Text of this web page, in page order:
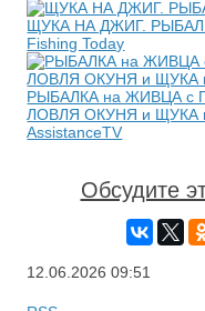
ЩУКА НА ДЖИГ.
Fishing Today
РЫБАЛКА на ЖИВЦА
ЛОВЛЯ ОКУНЯ и ЩУКА
AssistanceTV
Обсудите
12.06.2026 09:51